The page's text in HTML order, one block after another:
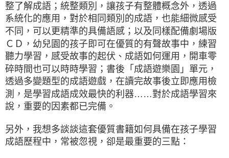
整了解成語；統整類別，讓孩子有整體概念外，透過
系統化的應用，對於相同類別的成語，也能細微感受
不同，可以更精準的具備語感；以及同樣配備劇場版
ＣＤ，幼兒園的孩子即可在優質的有聲故事中，練習
聽力學習，感受故事的起伏、成語如何運用，開車零
碎時間也可以時時學習；書後「成語遊樂園」單元，
透過多變題型的成語遊戲，在讀完故事後立即應用檢
測，是學習成語成效最快的利器……對於成語學習來
說，重要的因素都已完備。
另外，我想多談談這套優質書籍如何具備在孩子學習
成語歷程中，常被忽視，卻是最重要的三點：